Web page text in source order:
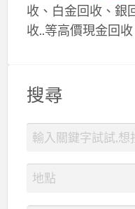
收、白金回收、銀
收..等高價現金回收
搜尋